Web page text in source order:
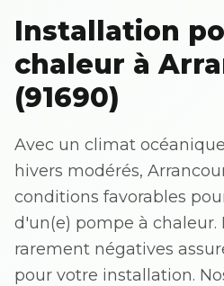
Installation
chaleur à
(91690)
Avec un climat
hivers modérés,
conditions favorables
d'un(e) pompe à chaleur.
rarement négatives
pour votre installation.